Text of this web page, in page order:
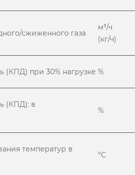
сжиженного газа
м³/ч
(кг/ч)
(КПД) при 30% нагрузке %
(КПД): в
%
температур в
°С